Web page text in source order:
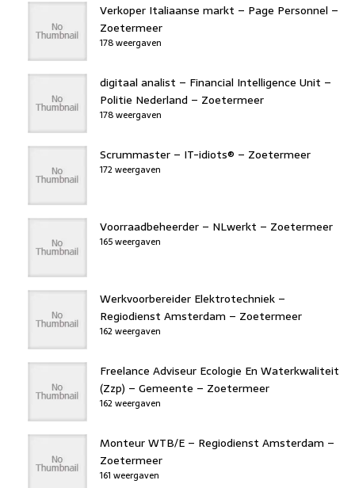
Verkoper Italiaanse markt – Page Personnel –
Zoetermeer
178 weergaven
digitaal analist – Financial Intelligence Unit –
Politie Nederland – Zoetermeer
178 weergaven
Scrummaster – IT-idiots® – Zoetermeer
172 weergaven
Voorraadbeheerder – NLwerkt – Zoetermeer
165 weergaven
Werkvoorbereider Elektrotechniek –
Regiodienst Amsterdam – Zoetermeer
162 weergaven
Freelance Adviseur Ecologie En Waterkwaliteit
(Zzp) – Gemeente – Zoetermeer
162 weergaven
Monteur WTB/E – Regiodienst Amsterdam –
Zoetermeer
161 weergaven